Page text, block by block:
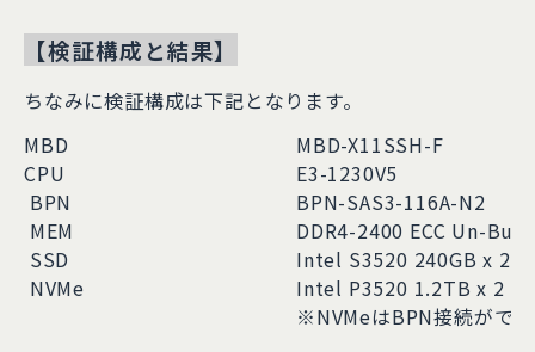
【検証構成と結果】
ちなみに検証構成は下記となります。
MBD
MBD-X11SSH-F
CPU
E3-1230V5
BPN
BPN-SAS3-116A-N2
MEM
DDR4-2400 ECC Un-
SSD
Intel S3520 240GB x 2
NVMe
Intel P3520 1.2TB x 2
※NVMeはBPN接続がで